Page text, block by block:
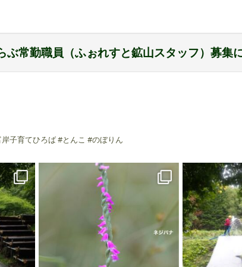
ぶ常勤職員（ふぉれすと鉱山スタッフ）募集
子育てひろば #とんこ #のぼりん